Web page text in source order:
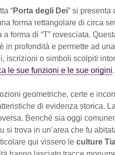
“Porta degli Dei” si presenta
forma rettangolare di circa
a forma di “T” rovesciata.
in profondità e permette ad
iscrizioni o simboli scolpiti
le sue funzioni e le sue origini.
geometriche, certe e
di evidenza storica.
Benché sia oggi
si trova in un’area che fu
qui vissero le culture